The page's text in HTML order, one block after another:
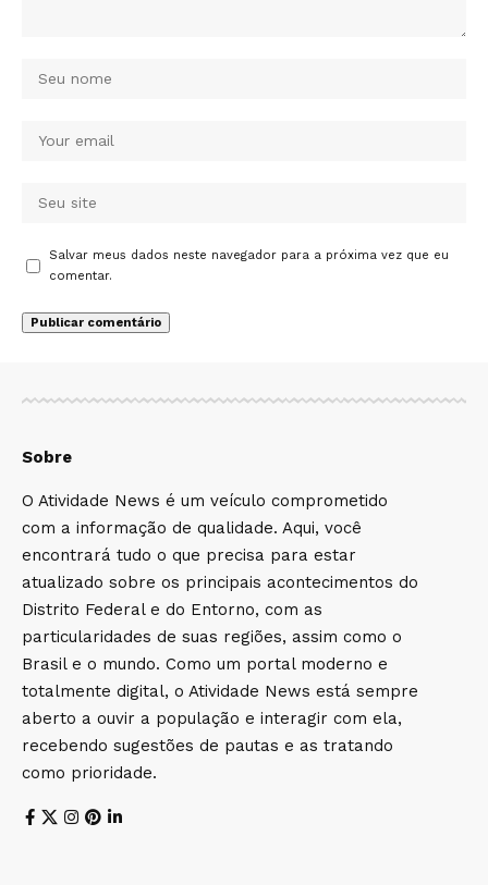
Salvar meus dados neste navegador para a próxima vez que eu
comentar.
Sobre
O Atividade News é um veículo comprometido
com a informação de qualidade. Aqui, você
encontrará tudo o que precisa para estar
atualizado sobre os principais acontecimentos do
Distrito Federal e do Entorno, com as
particularidades de suas regiões, assim como o
Brasil e o mundo. Como um portal moderno e
totalmente digital, o Atividade News está sempre
aberto a ouvir a população e interagir com ela,
recebendo sugestões de pautas e as tratando
como prioridade.